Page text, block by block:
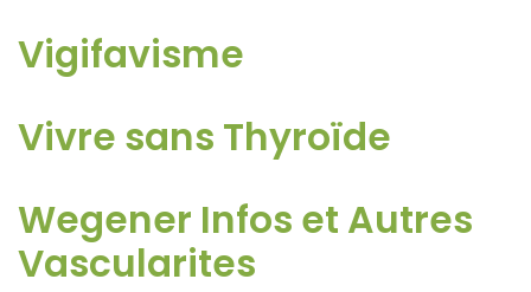
Vigifavisme
Vivre sans Thyroïde
Wegener Infos et Autres
Vascularites